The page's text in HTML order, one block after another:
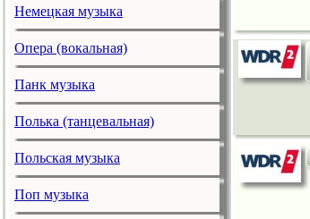
Немецкая музыка
Опера (вокальная)
Панк музыка
Полька (танцевальная)
Польская музыка
Поп музыка